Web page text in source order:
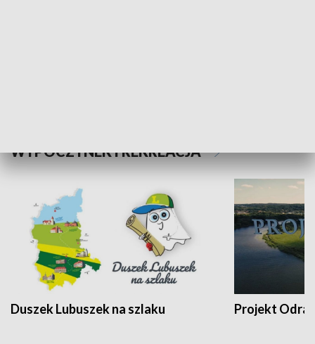
WYPOCZYNEK I REKREACJA
Duszek Lubuszek na szlaku Projekt Odra